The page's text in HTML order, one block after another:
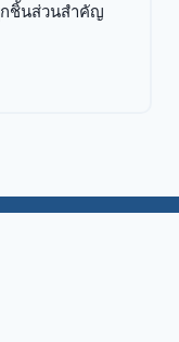
กชิ้นส่วนสำคัญ